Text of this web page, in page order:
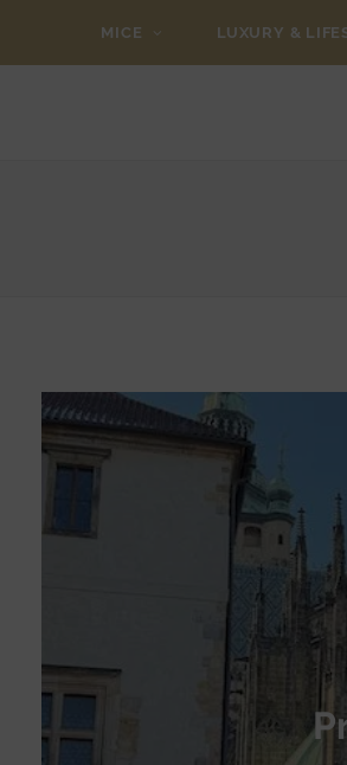
MICE LUXURY &